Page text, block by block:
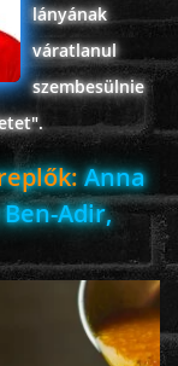
lányának
váratlanul
szembesülnie
Anna
Adir,